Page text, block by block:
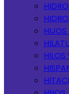
HILOS